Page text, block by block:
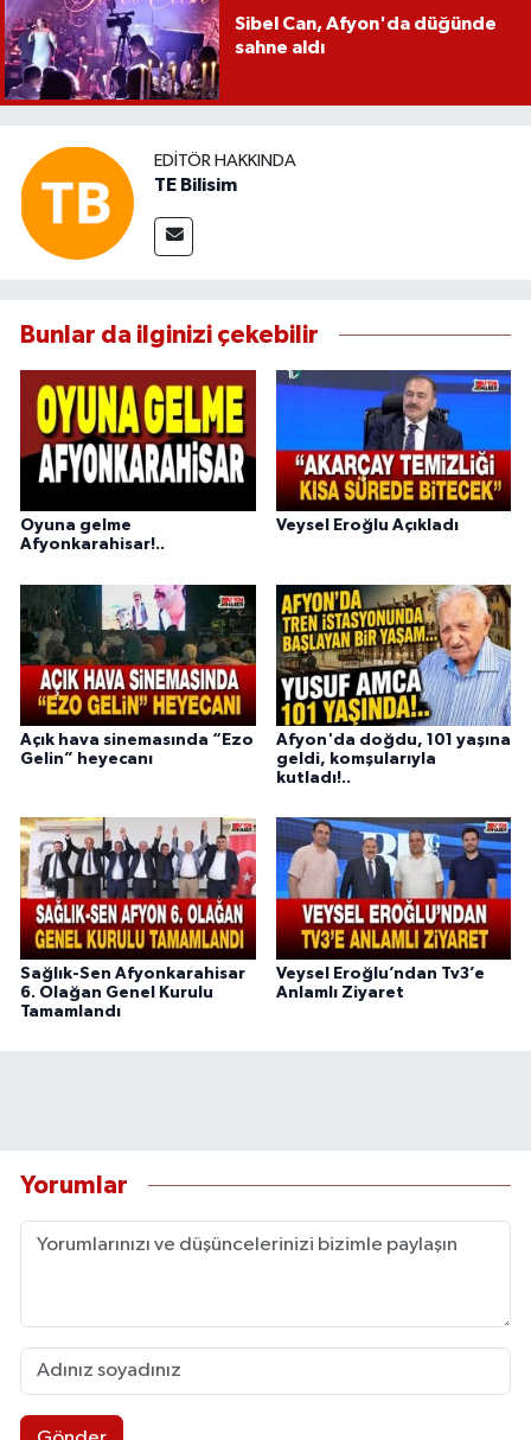
Sibel Can, Afyon'da düğünde
sahne aldı
EDITÖR HAKKINDA
TE Bilisim
Bunlar da ilginizi çekebilir
Oyuna gelme
Afyonkarahisar!..
Veysel Eroğlu Açıkladı
Açık hava sinemasında “Ezo
Gelin” heyecanı
Afyon'da doğdu, 101 yaşına
geldi, komşularıyla
kutladı!..
Sağlık-Sen Afyonkarahisar
6. Olağan Genel Kurulu
Tamamlandı
Veysel Eroğlu’ndan Tv3’e
Anlamlı Ziyaret
Yorumlar